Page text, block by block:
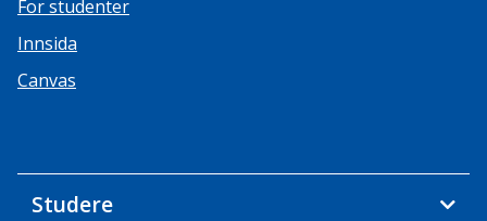
For studenter
Innsida
Canvas
Studere